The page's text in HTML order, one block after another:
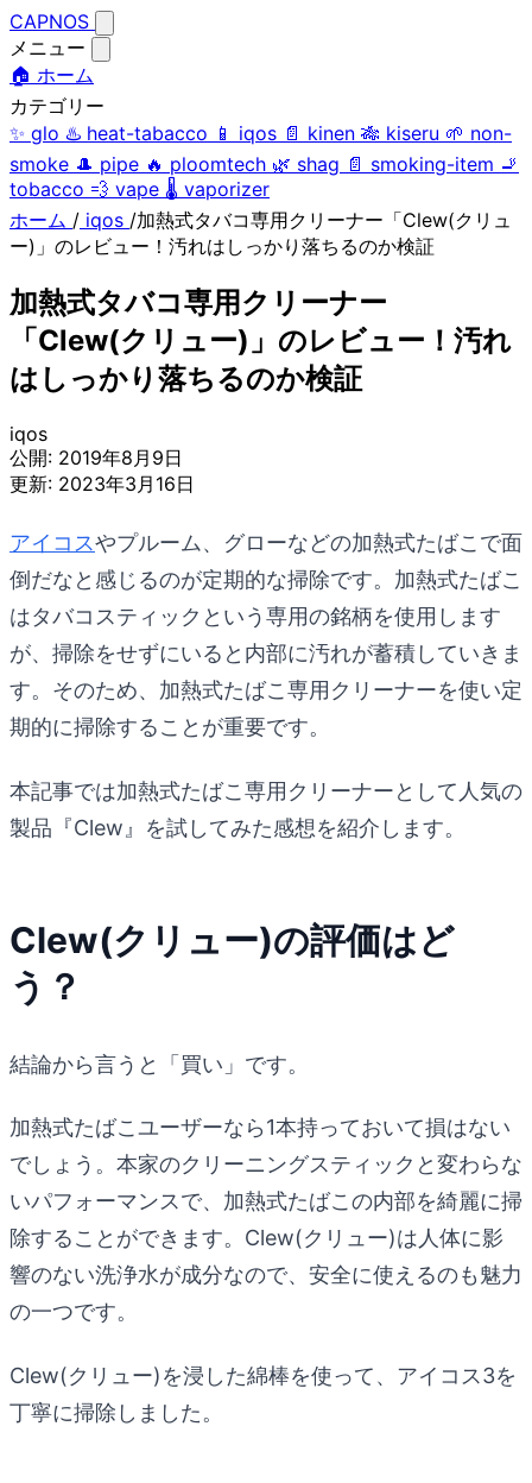
CAPNOS
メニュー
🏠 ホーム
カテゴリー
✨ glo ♨️ heat-tabacco 📱 iqos 📄 kinen 🎋 kiseru 🌱 non-
smoke 🎩 pipe 🔥 ploomtech 🌿 shag 📄 smoking-item 🚬
tobacco 💨 vape 🌡️ vaporizer
ホーム / iqos /加熱式タバコ専用クリーナー「Clew(クリュ
ー)」のレビュー！汚れはしっかり落ちるのか検証
加熱式タバコ専用クリーナー
「Clew(クリュー)」のレビュー！汚れ
はしっかり落ちるのか検証
iqos
公開: 2019年8月9日
更新: 2023年3月16日
アイコスやプルーム、グローなどの加熱式たばこで面
倒だなと感じるのが定期的な掃除です。加熱式たばこ
はタバコスティックという専用の銘柄を使用します
が、掃除をせずにいると内部に汚れが蓄積していきま
す。そのため、加熱式たばこ専用クリーナーを使い定
期的に掃除することが重要です。
本記事では加熱式たばこ専用クリーナーとして人気の
製品『Clew』を試してみた感想を紹介します。
Clew(クリュー)の評価はど
う？
結論から言うと「買い」です。
加熱式たばこユーザーなら1本持っておいて損はない
でしょう。本家のクリーニングスティックと変わらな
いパフォーマンスで、加熱式たばこの内部を綺麗に掃
除することができます。Clew(クリュー)は人体に影
響のない洗浄水が成分なので、安全に使えるのも魅力
の一つです。
Clew(クリュー)を浸した綿棒を使って、アイコス3を
丁寧に掃除しました。